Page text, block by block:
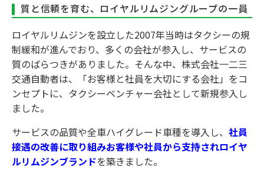
質と信頼を育む、ロイヤルリムジングループの一員
ロイヤルリムジンを設立した2007年当時はタクシーの規
制緩和が進んでおり、多くの会社が参入し、サービスの
質のばらつきがありました。そんな中、株式会社一二三
交通自動者は、「お客様と社員を大切にする会社」をコ
ンセプトに、タクシーベンチャー会社として新規参入し
ました。
サービスの品質や全車ハイグレード車種を導入し、 社員
接遇の改善に取り組みお客様や社員から支持されロイヤ
ルリムジンブランドを築きました。